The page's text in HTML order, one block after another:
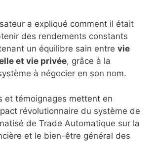
a expliqué comment il était
des rendements constants
un équilibre sain entre vie
et vie privée, grâce à la
à négocier en son nom.
et témoignages mettent en
révolutionnaire du système de
de Trade Automatique sur la
et le bien-être général des